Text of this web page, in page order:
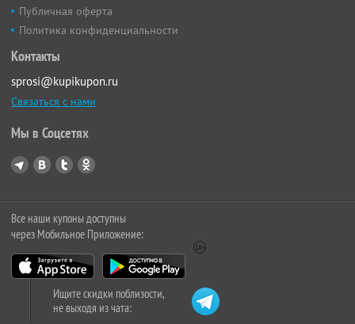
Публичная оферта
Политика конфиденциальности
Контакты
sprosi@kupikupon.ru
Связаться с нами
Мы в Соцсетях
Все наши купоны доступны
через Мобильное Приложение:
Ищите скидки поблизости,
не выходя из чата: